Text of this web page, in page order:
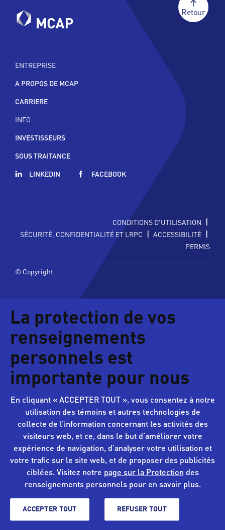
ENTREPRISE
A PROPOS DE MCAP
CARRIERE
INFO
INVESTISSEURS
SOUS TRAITANCE
LINKEDIN
FACEBOOK
Retour
CONDITIONS D'UTILISATION |
SÉCURITÉ, CONFIDENTIALITÉ ET LRPC | ACCESSIBILITÉ |
PERMIS
© Copyright
La protection de vos
renseignements
personnels est
importante pour nous
En cliquant « ACCEPTER TOUT », vous consentez à notre
utilisation des témoins et autres technologies de
collecte de l’information concernant les activités des
visiteurs web, et ce, dans le but d’améliorer votre
expérience de navigation, d’analyser votre utilisation et
votre trafic sur le site web, et de proposer des publicités
ciblées. Visitez notre page sur la Protection des
renseignements personnels pour en savoir plus.
ACCEPTER TOUT REFUSER TOUT